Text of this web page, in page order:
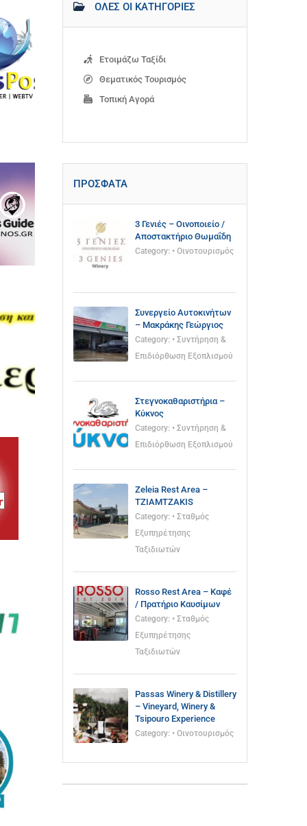
ΌΛΕΣ ΟΙ ΚΑΤΗΓΟΡΊΕΣ
Ετοιμάζω Ταξίδι
Θεματικός Τουρισμός
Τοπική Αγορά
ΠΡΌΣΦΑΤΑ
3 Γενιές – Οινοποιείο /
Αποστακτήριο Θωμαΐδη
Category: • Οινοτουρισμός
Συνεργείο Αυτοκινήτων
– Μακράκης Γεώργιος
Category: • Συντήρηση &
Επιδιόρθωση Εξοπλισμού
Στεγνοκαθαριστήρια –
Κύκνος
Category: • Συντήρηση &
Επιδιόρθωση Εξοπλισμού
Zeleia Rest Area –
TZIAMTZAKIS
Category: • Σταθμός
Εξυπηρέτησης
Ταξιδιωτών
Rosso Rest Area – Καφέ
/ Πρατήριο Καυσίμων
Category: • Σταθμός
Εξυπηρέτησης
Ταξιδιωτών
Passas Winery & Distillery
– Vineyard, Winery &
Tsipouro Experience
Category: • Οινοτουρισμός